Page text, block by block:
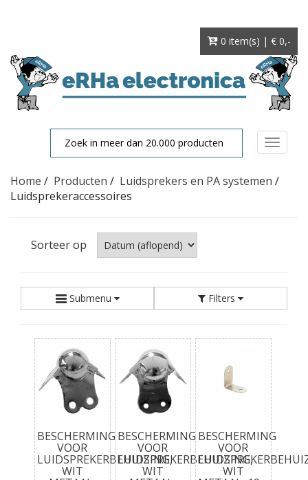
0 item(s) | € 0,-
Toggle
Home / Producten / Luidsprekers en PA systemen /
Luidsprekeraccessoires
Sorteer op
Submenu Filters
BESCHERMING
VOOR
LUIDSPREKERBEHUIZING,
WIT
BESCHERMING
VOOR
LUIDSPREKERBEHUIZING,
WIT
BESCHERMING
VOOR
WIT